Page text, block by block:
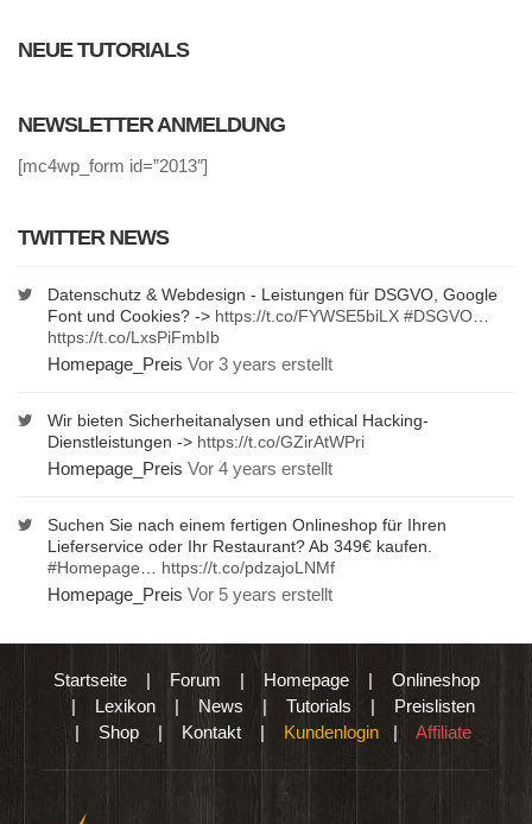
NEUE TUTORIALS
NEWSLETTER ANMELDUNG
[mc4wp_form id=”2013″]
TWITTER NEWS
Datenschutz & Webdesign - Leistungen für DSGVO, Google
Font und Cookies? -> https://t.co/FYWSE5biLX #DSGVO
https://t.co/LxsPiFmbIb
Homepage_Preis Vor 3 years erstellt
Wir bieten Sicherheitanalysen und ethical Hacking-
Dienstleistungen -> https://t.co/GZirAtWPri
Homepage_Preis Vor 4 years erstellt
Suchen Sie nach einem fertigen Onlineshop für Ihren
Lieferservice oder Ihr Restaurant? Ab 349€ kaufen.
#Homepage
https://t.co/pdzajoLNMf
Homepage_Preis Vor 5 years erstellt
Startseite| Forum | Homepage| Onlineshop
| Lexikon |News | Tutorials | Preislisten
| Shop | Kontakt | Kundenlogin | Affiliate